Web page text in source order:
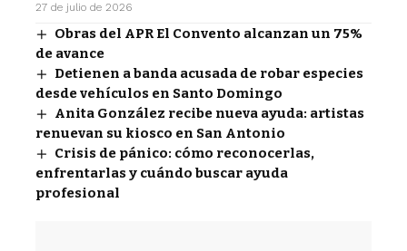
27 de julio de 2026
Obras del APR El Convento alcanzan un 75%
de avance
Detienen a banda acusada de robar especies
desde vehículos en Santo Domingo
Anita González recibe nueva ayuda: artistas
renuevan su kiosco en San Antonio
Crisis de pánico: cómo reconocerlas,
enfrentarlas y cuándo buscar ayuda
profesional